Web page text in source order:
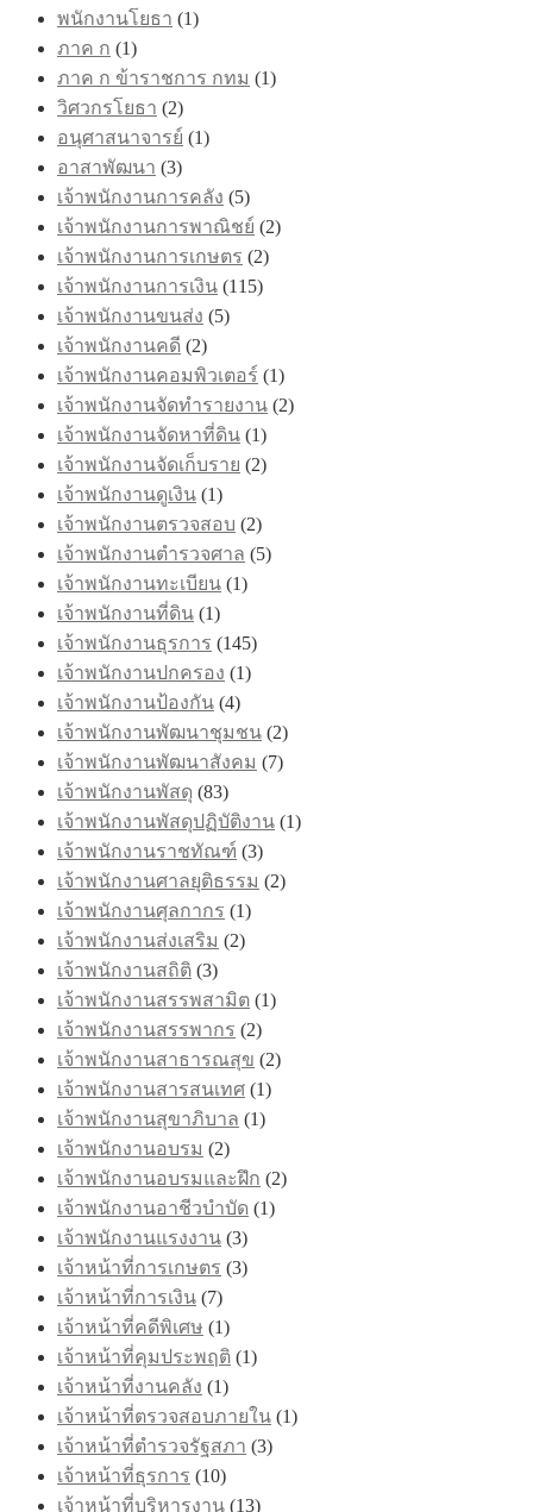
พนักงานโยธา (1)
ภาค ก (1)
ภาค ก ข้าราชการ กทม (1)
วิศวกรโยธา (2)
อนุศาสนาจารย์ (1)
อาสาพัฒนา (3)
เจ้าพนักงานการคลัง (5)
เจ้าพนักงานการพาณิชย์ (2)
เจ้าพนักงานการเกษตร (2)
เจ้าพนักงานการเงิน (115)
เจ้าพนักงานขนส่ง (5)
เจ้าพนักงานคดี (2)
เจ้าพนักงานคอมพิวเตอร์ (1)
เจ้าพนักงานจัดทำรายงาน (2)
เจ้าพนักงานจัดหาที่ดิน (1)
เจ้าพนักงานจัดเก็บราย (2)
เจ้าพนักงานดูเงิน (1)
เจ้าพนักงานตรวจสอบ (2)
เจ้าพนักงานตำรวจศาล (5)
เจ้าพนักงานทะเบียน (1)
เจ้าพนักงานที่ดิน (1)
เจ้าพนักงานธุรการ (145)
เจ้าพนักงานปกครอง (1)
เจ้าพนักงานป้องกัน (4)
เจ้าพนักงานพัฒนาชุมชน (2)
เจ้าพนักงานพัฒนาสังคม (7)
เจ้าพนักงานพัสดุ (83)
เจ้าพนักงานพัสดุปฏิบัติงาน (1)
เจ้าพนักงานราชทัณฑ์ (3)
เจ้าพนักงานศาลยุติธรรม (2)
เจ้าพนักงานศุลกากร (1)
เจ้าพนักงานส่งเสริม (2)
เจ้าพนักงานสถิติ (3)
เจ้าพนักงานสรรพสามิต (1)
เจ้าพนักงานสรรพากร (2)
เจ้าพนักงานสาธารณสุข (2)
เจ้าพนักงานสารสนเทศ (1)
เจ้าพนักงานสุขาภิบาล (1)
เจ้าพนักงานอบรม (2)
เจ้าพนักงานอบรมและฝึก (2)
เจ้าพนักงานอาชีวบำบัด (1)
เจ้าพนักงานแรงงาน (3)
เจ้าหน้าที่การเกษตร (3)
เจ้าหน้าที่การเงิน (7)
เจ้าหน้าที่คดีพิเศษ (1)
เจ้าหน้าที่คุมประพฤติ (1)
เจ้าหน้าที่งานคลัง (1)
เจ้าหน้าที่ตรวจสอบภายใน (1)
เจ้าหน้าที่ตำรวจรัฐสภา (3)
เจ้าหน้าที่ธุรการ (10)
เจ้าหน้าที่บริหารงาน (13)